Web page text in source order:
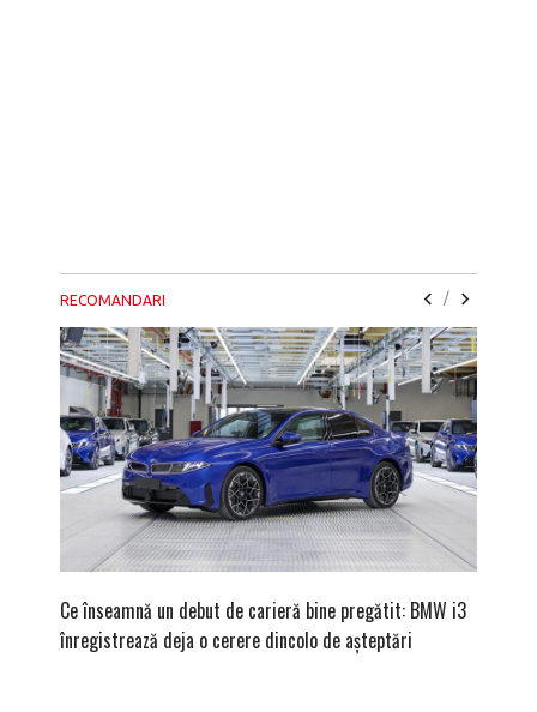
RECOMANDARI /
Ce înseamnă un debut de carieră bine pregătit: BMW i3
înregistrează deja o cerere dincolo de așteptări